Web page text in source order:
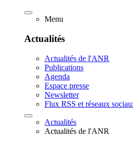
Menu
Actualités
Actualités de l'ANR
Publications
Agenda
Espace presse
Newsletter
Flux RSS et réseaux
Actualités
Actualités de l'ANR